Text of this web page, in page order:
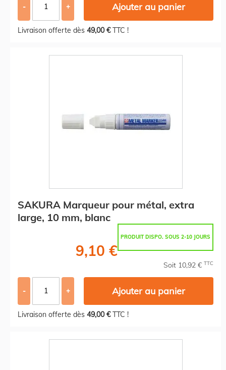
- + Ajouter au panier
Livraison offerte dès 49,00 €TTC !
SAKURA Marqueur pour métal, extra
large, 10 mm, blanc
PRODUIT DISPO. SOUS 2-10 JOURS
9,10 €
Soit 10,92 € TTC
- + Ajouter au panier
Livraison offerte dès 49,00 €TTC !